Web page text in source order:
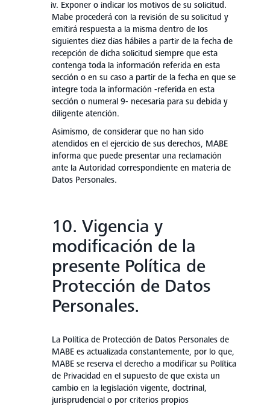
Exponer o indicar los motivos de su solicitud.
Mabe procederá con la revisión de su solicitud y
emitirá respuesta a la misma dentro de los
siguientes diez días hábiles a partir de la fecha de
recepción de dicha solicitud siempre que esta
contenga toda la información referida en esta
sección o en su caso a partir de la fecha en que se
integre toda la información -referida en esta
sección o numeral 9- necesaria para su debida y
diligente atención.
Asimismo, de considerar que no han sido
atendidos en el ejercicio de sus derechos, MABE
informa que puede presentar una reclamación
ante la Autoridad correspondiente en materia de
Datos Personales.
10. Vigencia y
modificación de la
presente Política de
Protección de Datos
Personales.
La Política de Protección de Datos Personales de
MABE es actualizada constantemente, por lo que,
MABE se reserva el derecho a modificar su Política
de Privacidad en el supuesto de que exista un
cambio en la legislación vigente, doctrinal,
jurisprudencial o por criterios propios